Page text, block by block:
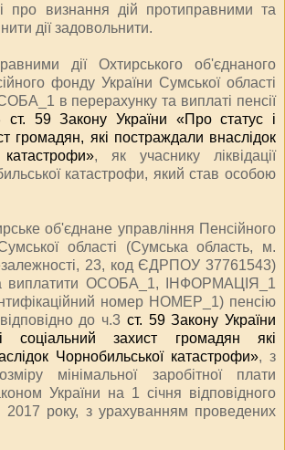
про визнання дій протиправними та
діїзадовольнити.
дії Охтирського об'єднаного
фонду України Сумської області
в перерахунку та виплаті пенсії
ст. 59 Закону України «Про статус і
громадян, які постраждали внаслідок
, як учаснику ліквідації
катастрофи, який став особою
об'єднане управління Пенсійного
області (Сумська область, м.
23, код ЄДРПОУ 37761543)
виплатити ОСОБА_1, ІНФОРМАЦІЯ_1
номер НОМЕР_1) пенсію
до ч.3 ст. 59 Закону України
захист громадян які
Чорнобильської катастрофи», з
мінімальної заробітної плати
України на 1 січня відповідного
2017 року, з урахуванням проведених